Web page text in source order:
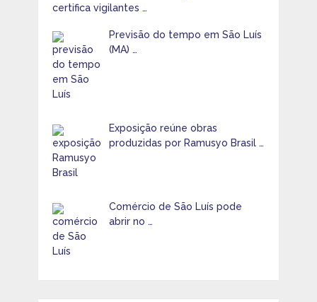
certifica vigilantes …
Previsão do tempo em São Luís
(MA) …
Exposição reúne obras
produzidas por Ramusyo Brasil …
Comércio de São Luís pode
abrir no …